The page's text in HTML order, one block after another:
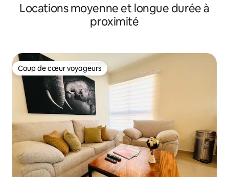
Locations moyenne et longue durée à
proximité
Coup de cœur voyageurs
Coup de cœur voyageurs